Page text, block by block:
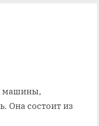
машины,
Она состоит из